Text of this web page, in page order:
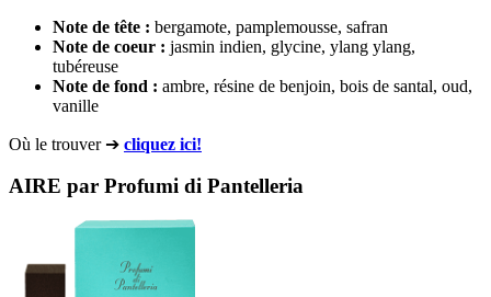
Note de tête : bergamote, pamplemousse, safran
Note de coeur : jasmin indien, glycine, ylang ylang,
tubéreuse
Note de fond : ambre, résine de benjoin, bois de santal, oud,
vanille
Où le trouver ➔ cliquez ici!
AIRE par Profumi di Pantelleria